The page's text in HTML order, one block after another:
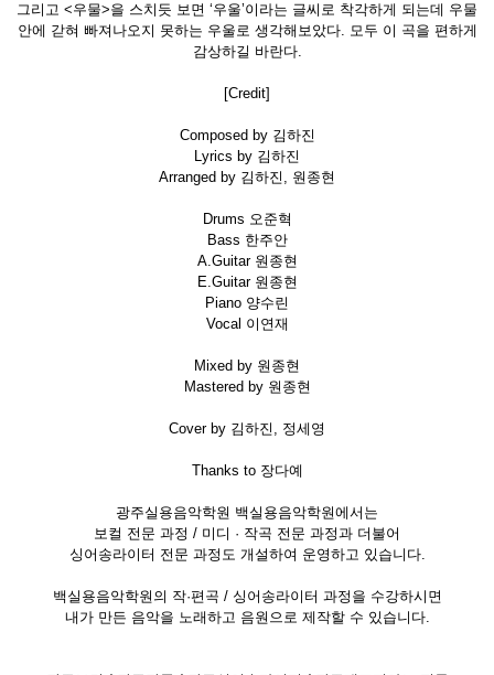
그리고 <우물>을 스치듯 보면 ‘우울’이라는 글씨로 착각하게 되는데 우물
안에 갇혀 빠져나오지 못하는 우울로 생각해보았다. 모두 이 곡을 편하게
감상하길 바란다.
[Credit]
Composed by 김하진
Lyrics by 김하진
Arranged by 김하진, 원종현
Drums 오준혁
Bass 한주안
A.Guitar 원종현
E.Guitar 원종현
Piano 양수린
Vocal 이연재
Mixed by 원종현
Mastered by 원종현
Cover by 김하진, 정세영
Thanks to 장다예
광주실용음악학원 백실용음악학원에서는
보컬 전문 과정 / 미디 · 작곡 전문 과정과 더불어
싱어송라이터 전문 과정도 개설하여 운영하고 있습니다.
백실용음악학원의 작·편곡 / 싱어송라이터 과정을 수강하시면
내가 만든 음악을 노래하고 음원으로 제작할 수 있습니다.